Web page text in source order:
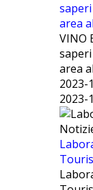
area
VINO
area
2023-
2023-